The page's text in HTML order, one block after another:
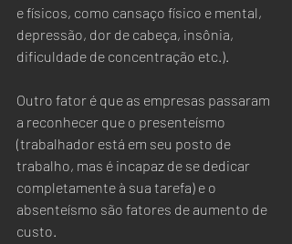
e físicos, como cansaço físico e mental,
depressão, dor de cabeça, insônia,
dificuldade de concentração etc.).
Outro fator é que as empresas passaram
a reconhecer que o presenteísmo
(trabalhador está em seu posto de
trabalho, mas é incapaz de se dedicar
completamente à sua tarefa) e o
absenteísmo são fatores de aumento de
custo.